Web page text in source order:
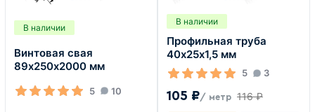
В наличии
Винтовая свая
89х250х2000 мм
5 10
В наличии
Профильная труба
40х25х1,5 мм
5 3
105 ₽/ метр 116 ₽